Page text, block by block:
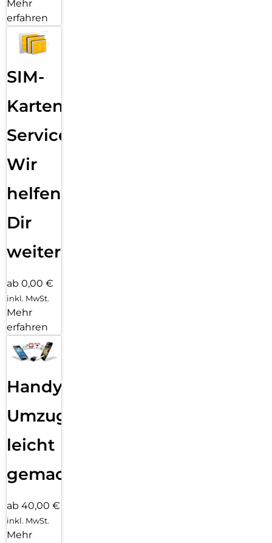
Mehr
erfahren
SIM-
Karten
Service:
Wir
helfen
Dir
weiter
ab 0,00 €
inkl. MwSt.
Mehr
erfahren
Handy
Umzug
leicht
gemacht!
ab 40,00 €
inkl. MwSt.
Mehr